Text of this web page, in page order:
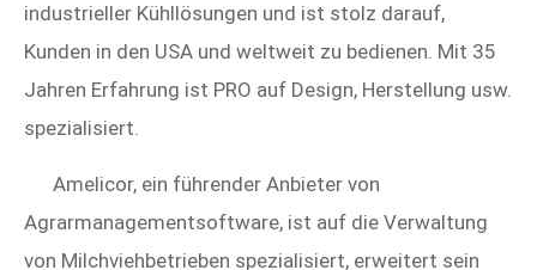
industrieller Kühllösungen und ist stolz darauf,
Kunden in den USA und weltweit zu bedienen. Mit 35
Jahren Erfahrung ist PRO auf Design, Herstellung usw.
spezialisiert.
Amelicor, ein führender Anbieter von
Agrarmanagementsoftware, ist auf die Verwaltung
von Milchviehbetrieben spezialisiert, erweitert sein